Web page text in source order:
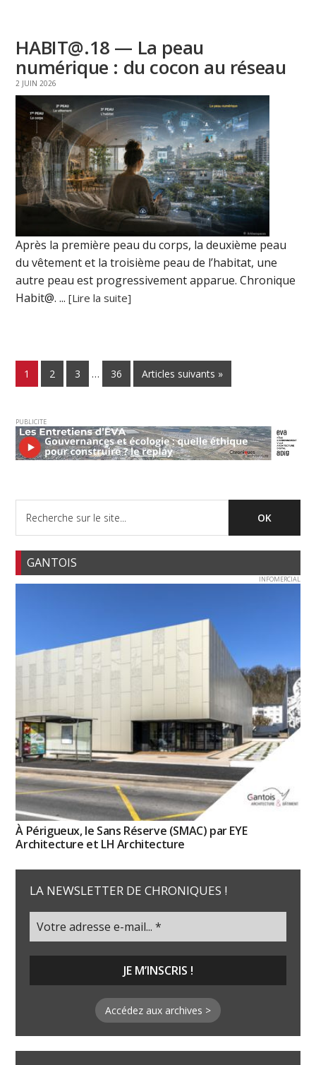
HABIT@.18 — La peau
numérique : du cocon au réseau
2 JUIN 2026
Après la première peau du corps, la deuxième peau
du vêtement et la troisième peau de l’habitat, une
autre peau est progressivement apparue. Chronique
Habit@. ...[Lire la suite]
1 2 3 … 36 Articles suivants »
PUBLICITE
GANTOIS
INFOMERCIAL
À Périgueux, le Sans Réserve (SMAC) par EYE
Architecture et LH Architecture
LA NEWSLETTER DE CHRONIQUES !
Accédez aux archives >